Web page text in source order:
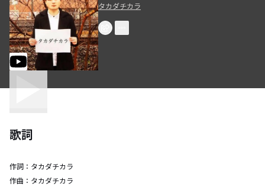
タカダチカラ
歌詞
作詞： タカダチカラ
作曲： タカダチカラ